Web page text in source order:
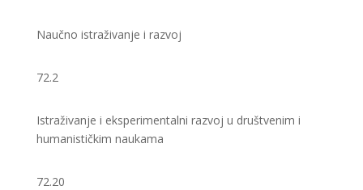
Naučno istraživanje i razvoj
72.2
Istraživanje i eksperimentalni razvoj u društvenim i
humanističkim naukama
72.20